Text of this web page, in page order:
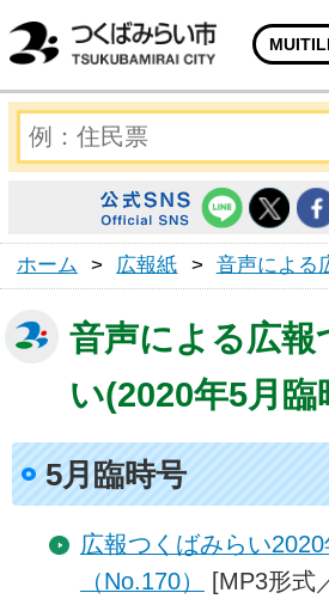
ホーム > 広報紙 > 音声による
音声による広報
い(2020年5月臨
5月臨時号
広報つくばみらい
（No.170）
[MP3形式